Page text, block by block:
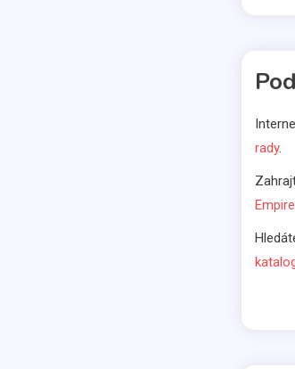
5
6
rady.
Empire